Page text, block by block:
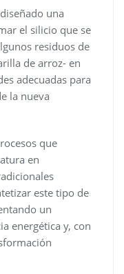
una
el silicio que se
residuos de
de arroz- en
adecuadas para
la nueva
que
en
este tipo de
un
energética y, con